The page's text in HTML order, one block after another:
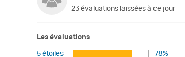
23 évaluations laissées à ce jour
Les évaluations
5 étoiles 78%